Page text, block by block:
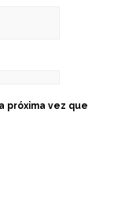
próxima vez que